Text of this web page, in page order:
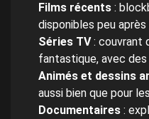
Films récents :
disponibles peu
Séries TV: couvrant
fantastique, avec
Animés et dessins
aussi bien que pour
Documentaires :